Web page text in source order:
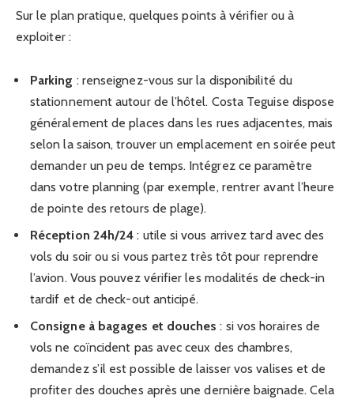
Sur le plan pratique, quelques points à vérifier ou à
exploiter :
Parking : renseignez-vous sur la disponibilité du
stationnement autour de l’hôtel. Costa Teguise dispose
généralement de places dans les rues adjacentes, mais
selon la saison, trouver un emplacement en soirée peut
demander un peu de temps. Intégrez ce paramètre
dans votre planning (par exemple, rentrer avant l’heure
de pointe des retours de plage).
Réception 24h/24 : utile si vous arrivez tard avec des
vols du soir ou si vous partez très tôt pour reprendre
l’avion. Vous pouvez vérifier les modalités de check-in
tardif et de check-out anticipé.
Consigne à bagages et douches : si vos horaires de
vols ne coïncident pas avec ceux des chambres,
demandez s’il est possible de laisser vos valises et de
profiter des douches après une dernière baignade. Cela